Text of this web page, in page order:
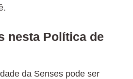
nesta Política de
da Senses pode ser